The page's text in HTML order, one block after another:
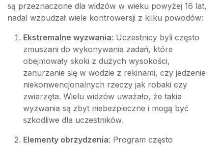
są przeznaczone dla widzów w wieku powyżej 16 lat,
nadal wzbudzał wiele kontrowersji z kilku powodów:
Ekstremalne wyzwania: Uczestnicy byli często
zmuszani do wykonywania zadań, które
obejmowały skoki z dużych wysokości,
zanurzanie się w wodzie z rekinami, czy jedzenie
niekonwencjonalnych rzeczy jak robaki czy
zwierzęta. Wielu widzów uważało, że takie
wyzwania są zbyt niebezpieczne i mogą być
szkodliwe dla uczestników.
Elementy obrzydzenia: Program często